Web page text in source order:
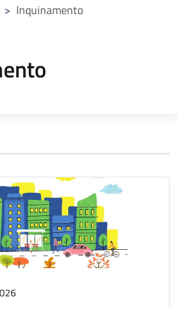
> Inquinamento